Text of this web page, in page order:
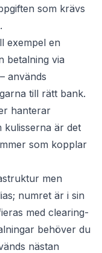
som krävs
exempel en
betalning via
– används
till rätt bank.
hanterar
kulisserna är det
som kopplar
men
numret är i sin
med clearing-
behöver du
nästan